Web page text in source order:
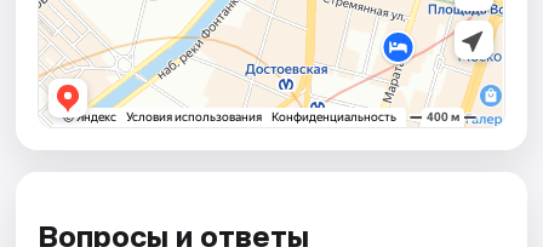
Вопросы и ответы